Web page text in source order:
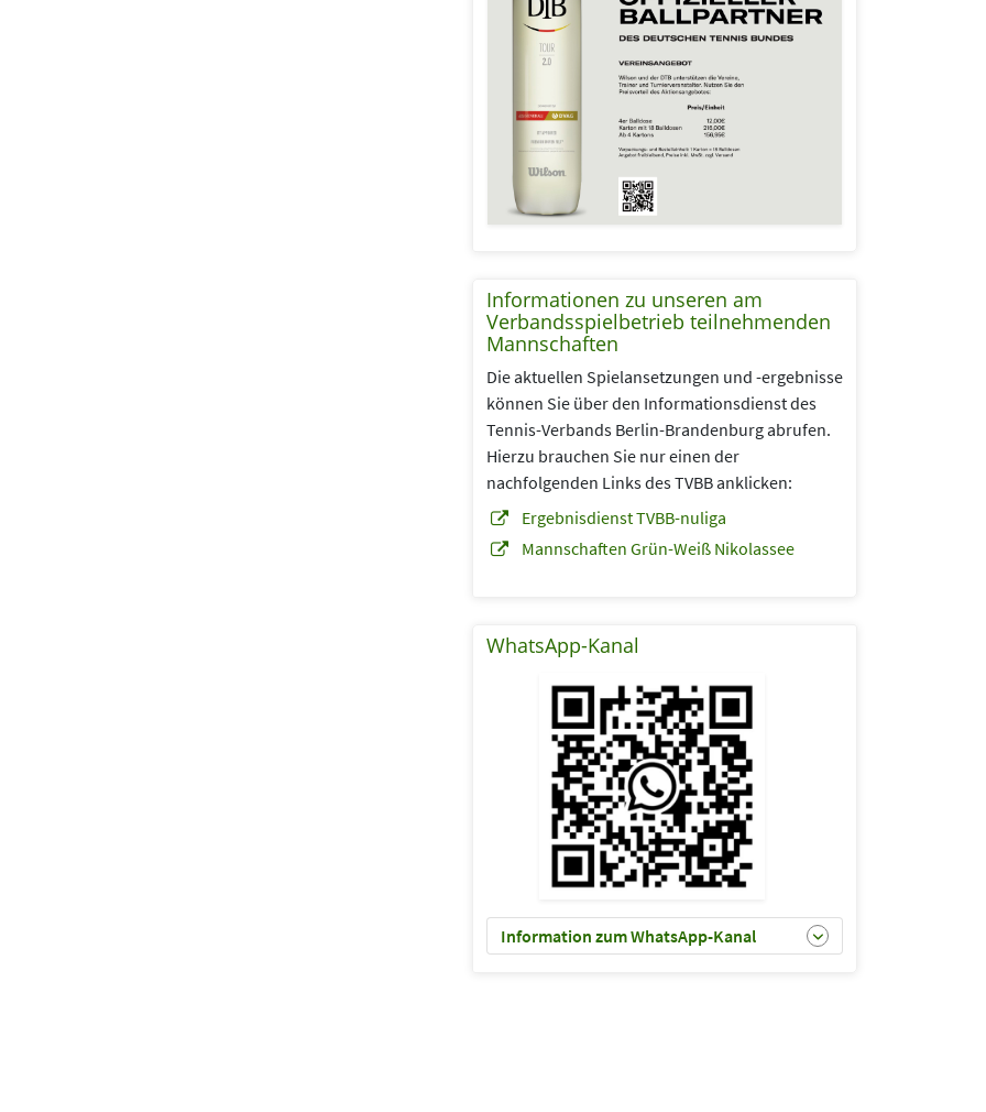
Informationen zu unseren am
Verbandsspielbetrieb teilnehmenden
Mannschaften
Die aktuellen Spielansetzungen und -ergebnisse
können Sie über den Informationsdienst des
Tennis-Verbands Berlin-Brandenburg abrufen.
Hierzu brauchen Sie nur einen der
nachfolgenden Links des TVBB anklicken:
Ergebnisdienst TVBB-nuliga
Mannschaften Grün-Weiß Nikolassee
WhatsApp-Kanal
Information zum WhatsApp-Kanal